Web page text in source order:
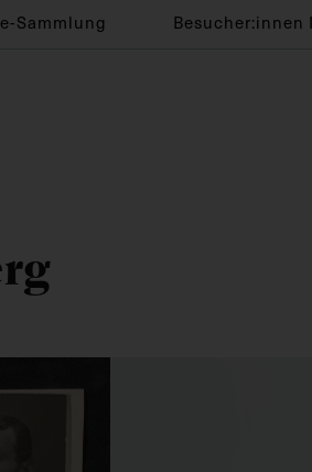
Sammlung Besucher:innen